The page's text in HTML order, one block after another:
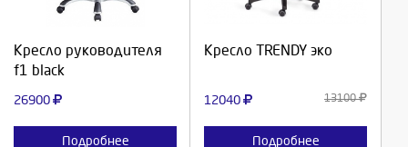
Кресло руководителя
f1 black
26900
Подробнее
Кресло TRENDY эко
12040 13100
Подробнее